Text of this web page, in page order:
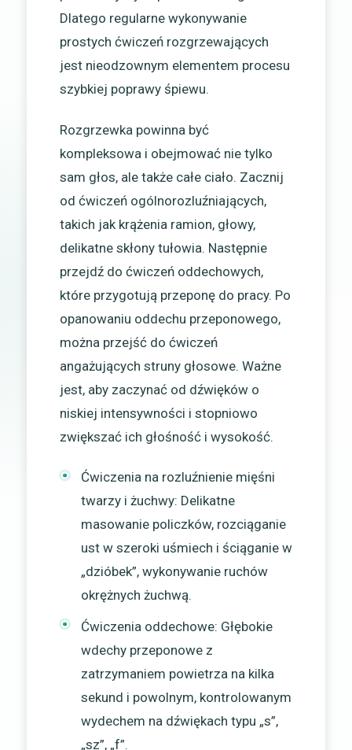
Dlatego regularne wykonywanie
prostych ćwiczeń rozgrzewających
jest nieodzownym elementem procesu
szybkiej poprawy śpiewu.
Rozgrzewka powinna być
kompleksowa i obejmować nie tylko
sam głos, ale także całe ciało. Zacznij
od ćwiczeń ogólnorozluźniających,
takich jak krążenia ramion, głowy,
delikatne skłony tułowia. Następnie
przejdź do ćwiczeń oddechowych,
które przygotują przeponę do pracy. Po
opanowaniu oddechu przeponowego,
można przejść do ćwiczeń
angażujących struny głosowe. Ważne
jest, aby zaczynać od dźwięków o
niskiej intensywności i stopniowo
zwiększać ich głośność i wysokość.
Ćwiczenia na rozluźnienie mięśni
twarzy i żuchwy: Delikatne
masowanie policzków, rozciąganie
ust w szeroki uśmiech i ściąganie w
„dzióbek”, wykonywanie ruchów
okrężnych żuchwą.
Ćwiczenia oddechowe: Głębokie
wdechy przeponowe z
zatrzymaniem powietrza na kilka
sekund i powolnym, kontrolowanym
wydechem na dźwiękach typu „s”,
„sz”, „f”.